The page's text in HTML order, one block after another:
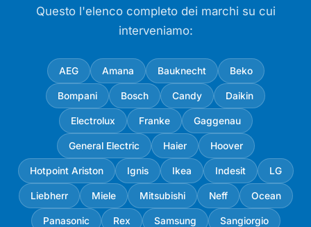
Questo l'elenco completo dei marchi su cui
interveniamo:
AEG Amana Bauknecht Beko
Bompani Bosch Candy Daikin
Electrolux Franke Gaggenau
General Electric Haier Hoover
Hotpoint Ariston Ignis Ikea Indesit LG
Liebherr Miele Mitsubishi Neff Ocean
Panasonic Rex Samsung Sangiorgio